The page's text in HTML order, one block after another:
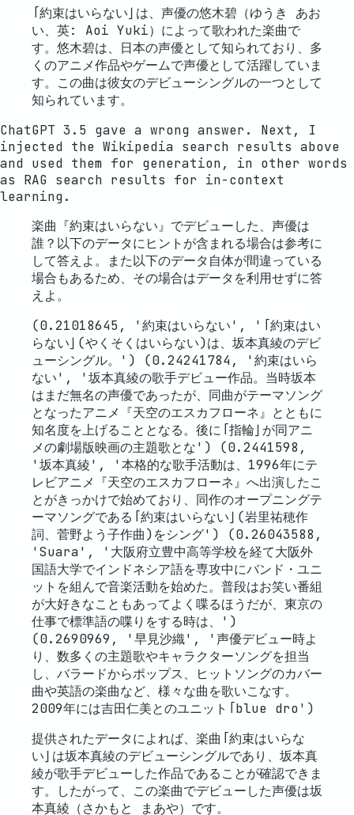
「約束はいらない」は、声優の悠木碧（ゆうき あお
い、英: Aoi Yuki）によって歌われた楽曲で
す。悠木碧は、日本の声優として知られており、多
くのアニメ作品やゲームで声優として活躍していま
す。この曲は彼女のデビューシングルの一つとして
知られています。
ChatGPT 3.5 gave a wrong answer. Next, I
injected the Wikipedia search results above
and used them for generation, in other words
as RAG search results for in-context
learning.
楽曲『約束はいらない』でデビューした、声優は
誰？以下のデータにヒントが含まれる場合は参考に
して答えよ。また以下のデータ自体が間違っている
場合もあるため、その場合はデータを利用せずに答
えよ。
(0.21018645, '約束はいらない', '「約束はい
らない」(やくそくはいらない)は、坂本真綾のデビ
ューシングル。') (0.24241784, '約束はいら
ない', '坂本真綾の歌手デビュー作品。当時坂本
はまだ無名の声優であったが、同曲がテーマソング
となったアニメ『天空のエスカフローネ』とともに
知名度を上げることとなる。後に「指輪」が同アニ
メの劇場版映画の主題歌とな') (0.2441598,
'坂本真綾', '本格的な歌手活動は、1996年にテ
レビアニメ『天空のエスカフローネ』へ出演したこ
とがきっかけで始めており、同作のオープニングテ
ーマソングである「約束はいらない」(岩里祐穂作
詞、菅野よう子作曲)をシング') (0.26043588,
'Suara', '大阪府立豊中高等学校を経て大阪外
国語大学でインドネシア語を専攻中にバンド・ユニ
ットを組んで音楽活動を始めた。普段はお笑い番組
が大好きなこともあってよく喋るほうだが、東京の
仕事で標準語の喋りをする時は、')
(0.2690969, '早見沙織', '声優デビュー時よ
り、数多くの主題歌やキャラクターソングを担当
し、バラードからポップス、ヒットソングのカバー
曲や英語の楽曲など、様々な曲を歌いこなす。
2009年には吉田仁美とのユニット「blue dro')
提供されたデータによれば、楽曲「約束はいらな
い」は坂本真綾のデビューシングルであり、坂本真
綾が歌手デビューした作品であることが確認できま
す。したがって、この楽曲でデビューした声優は坂
本真綾（さかもと まあや）です。